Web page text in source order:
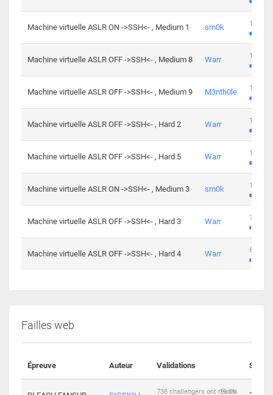
Machine virtuelle ASLR ON ->SSH<- , Medium 1 sm0k 139
Machine virtuelle ASLR OFF ->SSH<- , Medium 8 Warr 112
Machine virtuelle ASLR OFF ->SSH<- , Medium 9 M3nth0le 100
Machine virtuelle ASLR OFF ->SSH<- , Hard 2 Warr 176
Machine virtuelle ASLR OFF ->SSH<- , Hard 5 Warr 115
Machine virtuelle ASLR ON ->SSH<- , Medium 3 sm0k 115
Machine virtuelle ASLR OFF ->SSH<- , Hard 3 Warr 76
Machine virtuelle ASLR OFF ->SSH<- , Hard 4 Warr 63
Failles web
Épreuve Auteur Validations
19.3%
738 challengers ont réussi